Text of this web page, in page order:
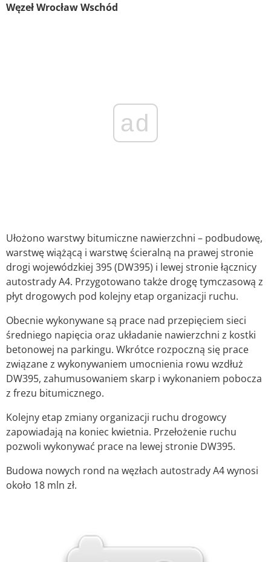
Węzeł Wrocław Wschód
ad
Ułożono warstwy bitumiczne nawierzchni – podbudowę,
warstwę wiążącą i warstwę ścieralną na prawej stronie
drogi wojewódzkiej 395 (DW395) i lewej stronie łącznicy
autostrady A4. Przygotowano także drogę tymczasową z
płyt drogowych pod kolejny etap organizacji ruchu.
Obecnie wykonywane są prace nad przepięciem sieci
średniego napięcia oraz układanie nawierzchni z kostki
betonowej na parkingu. Wkrótce rozpoczną się prace
związane z wykonywaniem umocnienia rowu wzdłuż
DW395, zahumusowaniem skarp i wykonaniem pobocza
z frezu bitumicznego.
Kolejny etap zmiany organizacji ruchu drogowcy
zapowiadają na koniec kwietnia. Przełożenie ruchu
pozwoli wykonywać prace na lewej stronie DW395.
Budowa nowych rond na węzłach autostrady A4 wynosi
około 18 mln zł.